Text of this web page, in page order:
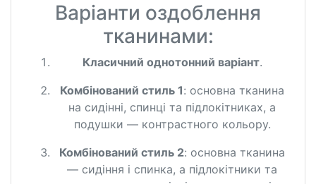
Варіанти оздоблення
тканинами:
Класичний однотонний варіант.
Комбінований стиль 1: основна тканина
на сидінні, спинці та підлокітниках, а
подушки — контрастного кольору.
Комбінований стиль 2: основна тканина
— сидіння і спинка, а підлокітники та